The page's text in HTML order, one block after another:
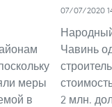
меры
в
07/07/2020
Чавинь
2 млн.